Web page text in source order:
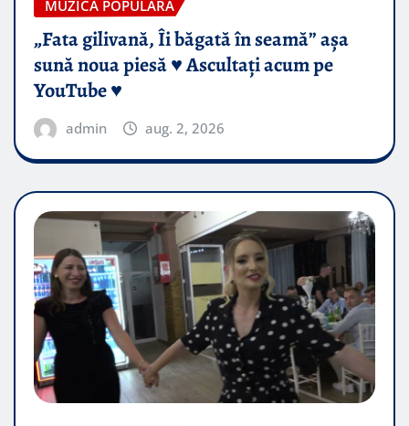
MUZICA POPULARA
„Fata gilivană, Îi băgată în seamă” așa
sună noua piesă ♥️ Ascultați acum pe
YouTube ♥️
admin aug. 2, 2026